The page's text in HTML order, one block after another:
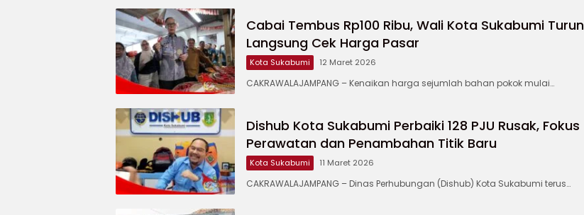
Cabai Tembus Rp100 Ribu, Wali Kota Sukabumi Turun
Langsung Cek Harga Pasar
Kota Sukabumi 12 Maret 2026
CAKRAWALAJAMPANG – Kenaikan harga sejumlah bahan pokok mulai…
Dishub Kota Sukabumi Perbaiki 128 PJU Rusak, Fokus
Perawatan dan Penambahan Titik Baru
Kota Sukabumi 11 Maret 2026
CAKRAWALAJAMPANG – Dinas Perhubungan (Dishub) Kota Sukabumi terus…